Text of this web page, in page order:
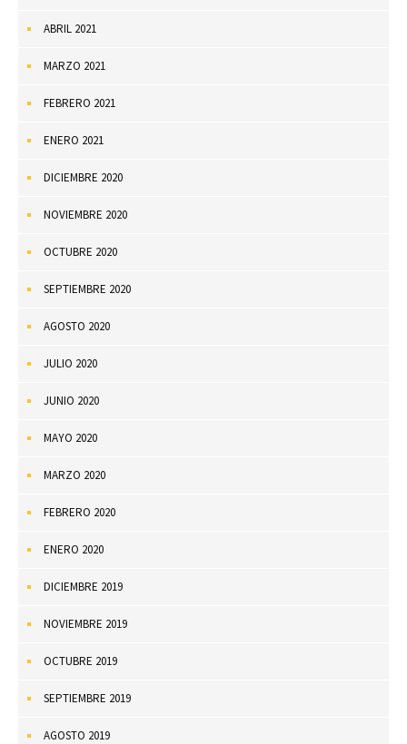
ABRIL 2021
MARZO 2021
FEBRERO 2021
ENERO 2021
DICIEMBRE 2020
NOVIEMBRE 2020
OCTUBRE 2020
SEPTIEMBRE 2020
AGOSTO 2020
JULIO 2020
JUNIO 2020
MAYO 2020
MARZO 2020
FEBRERO 2020
ENERO 2020
DICIEMBRE 2019
NOVIEMBRE 2019
OCTUBRE 2019
SEPTIEMBRE 2019
AGOSTO 2019